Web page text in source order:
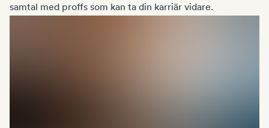
samtal med proffs som kan ta din karriär vidare.